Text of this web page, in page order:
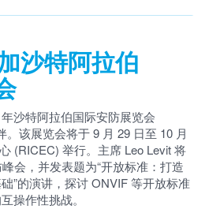
沙特阿拉伯
年沙特阿拉伯国际安防展览会
该展览会将于 9 月 29 日至 10 月
(RICEC) 举行。主席 Leo Levit 将
会，并发表题为“开放标准：打造
”的演讲，探讨 ONVIF 等开放标准
操作性挑战。